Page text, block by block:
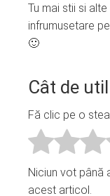
Tu mai stii si
infrumusetare
🙂
Cât de
Fă clic pe o
Niciun vot până
acest articol.